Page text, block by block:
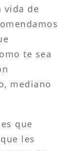
vida de
te sea
mediano
que
les